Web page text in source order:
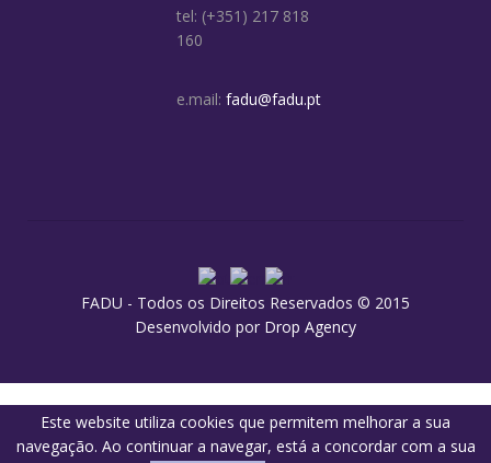
tel: (+351) 217 818
160
e.mail: fadu@fadu.pt
FADU - Todos os Direitos Reservados © 2015
Desenvolvido por Drop Agency
Este website utiliza cookies que permitem melhorar a sua
navegação. Ao continuar a navegar, está a concordar com a sua